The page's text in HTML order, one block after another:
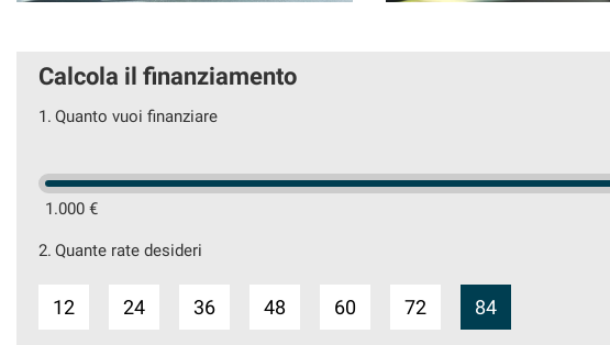
Calcola il finanziamento
1. Quanto vuoi finanziare
1.000 €
2. Quante rate desideri
12 24 36 48 60 72 84